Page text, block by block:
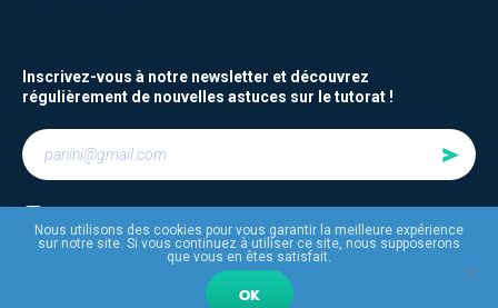
Inscrivez-vous à notre newsletter et découvrez
régulièrement de nouvelles astuces sur le tutorat !
Nous utilisons des cookies pour vous garantir la meilleure expérience
sur notre site. Si vous continuez à utiliser ce site, nous supposerons
que vous en êtes satisfait.
OK